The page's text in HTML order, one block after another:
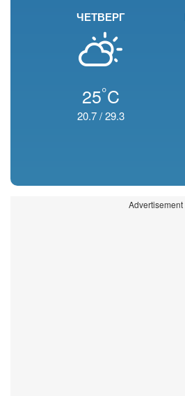
ЧЕТВЕРГ
25°C
20.7/29.3
Advertisement